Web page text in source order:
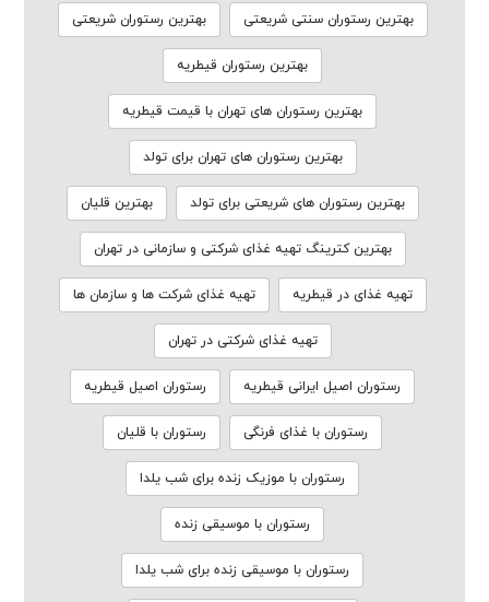
بهترین رستوران سنتی شریعتی بهترین رستوران شریعتی
بهترین رستوران قیطریه
بهترین رستوران های تهران با قیمت قیطریه
بهترین رستوران های تهران برای تولد
بهترین رستوران های شریعتی برای تولد بهترین قلیان
بهترین کترینگ تهیه غذای شرکتی و سازمانی در تهران
تهیه غذای در قیطریه تهیه غذای شرکت ها و سازمان ها
تهیه غذای شرکتی در تهران
رستوران اصیل ایرانی قیطریه رستوران اصیل قیطریه
رستوران با غذای فرنگی رستوران با قلیان
رستوران با موزیک زنده برای شب یلدا
رستوران با موسیقی زنده
رستوران با موسیقی زنده برای شب یلدا